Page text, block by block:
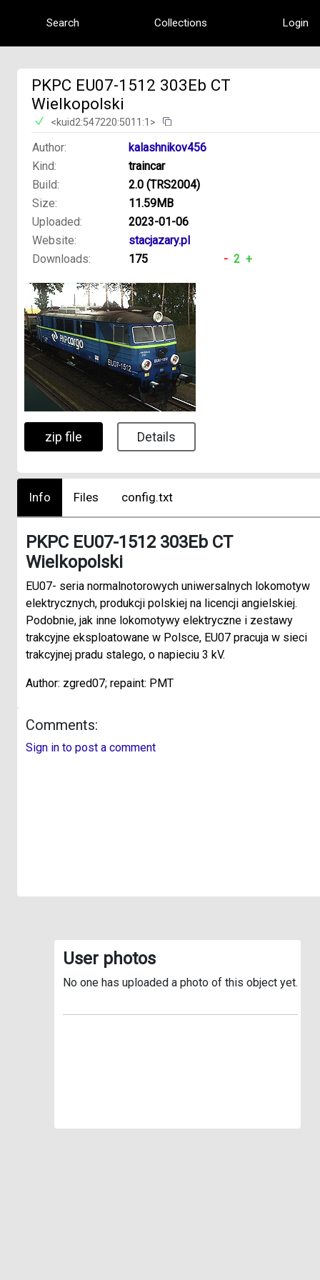
Search Collections Login
zip file Details
PKPC EU07-1512 303Eb CT
Wielkopolski
<kuid2:547220:5011:1>
Author:
kalashnikov456
Kind:
traincar
Build:
2.0 (TRS2004)
Size:
11.59MB
Uploaded:
2023-01-06
Website:
stacjazary.pl
Downloads:
175 - 2 +
Info Files config.txt
PKPC EU07-1512 303Eb CT
Wielkopolski
EU07- seria normalnotorowych uniwersalnych lokomotyw
elektrycznych, produkcji polskiej na licencji angielskiej.
Podobnie, jak inne lokomotywy elektryczne i zestawy
trakcyjne eksploatowane w Polsce, EU07 pracuja w sieci
trakcyjnej pradu stalego, o napieciu 3 kV.
Author: zgred07; repaint: PMT
Comments:
Sign in to post a comment
User photos
No one has uploaded a photo of this object yet.